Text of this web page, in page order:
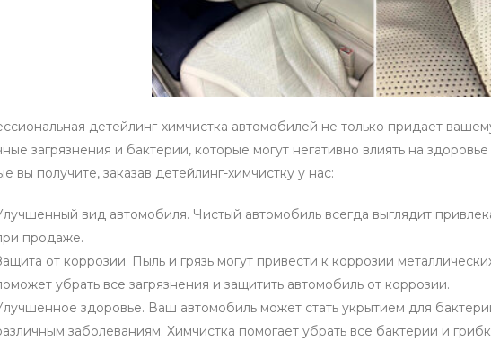
детейлинг-химчистка автомобилей не только придает
загрязнения и бактерии, которые могут негативно влиять на
вы получите, заказав детейлинг-химчистку у нас:
вид автомобиля. Чистый автомобиль всегда выглядит
продаже.
от коррозии. Пыль и грязь могут привести к коррозии
убрать все загрязнения и защитить автомобиль от коррозии.
здоровье. Ваш автомобиль может стать укрытием для
заболеваниям. Химчистка помогает убрать все бактерии и